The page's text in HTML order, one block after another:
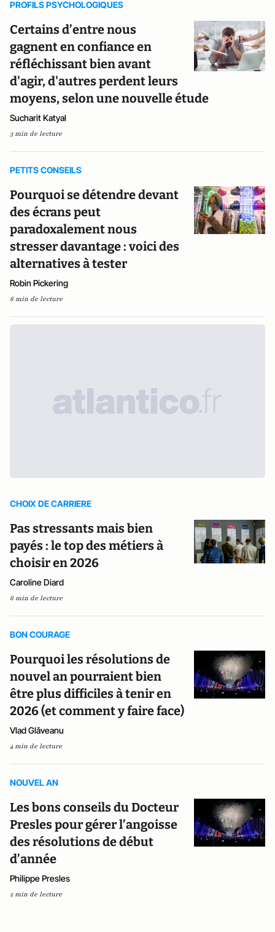
PROFILS PSYCHOLOGIQUES
Certains d’entre nous
gagnent en confiance en
réfléchissant bien avant
d'agir, d'autres perdent leurs
moyens, ​​selon une nouvelle étude
Sucharit Katyal
3 min de lecture
PETITS CONSEILS
Pourquoi se détendre devant
des écrans peut
paradoxalement nous
stresser davantage : voici des
alternatives à tester
Robin Pickering
6 min de lecture
CHOIX DE CARRIERE
Pas stressants mais bien
payés : le top des métiers à
choisir en 2026
Caroline Diard
6 min de lecture
BON COURAGE
Pourquoi les résolutions de
nouvel an pourraient bien
être plus difficiles à tenir en
2026 (et comment y faire face)
Vlad Glăveanu
4 min de lecture
NOUVEL AN
Les bons conseils du Docteur
Presles pour gérer l’angoisse
des résolutions de début
d’année
Philippe Presles
2 min de lecture